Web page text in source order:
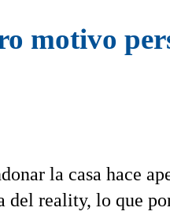
motivo
la casa hace
reality, lo que